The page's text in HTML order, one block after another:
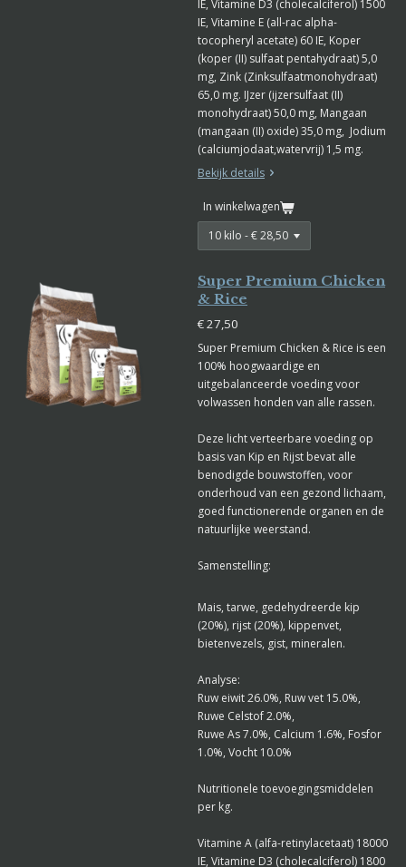
IE, Vitamine D3 (cholecalciferol) 1500
IE, Vitamine E (all-rac alpha-
tocopheryl acetate) 60 IE, Koper
(koper (II) sulfaat pentahydraat) 5,0
mg, Zink (Zinksulfaatmonohydraat)
65,0 mg. IJzer (ijzersulfaat (II)
monohydraat) 50,0 mg, Mangaan
(mangaan (II) oxide) 35,0 mg, Jodium
(calciumjodaat,watervrij) 1,5 mg.
Bekijk details
In winkelwagen
Super Premium Chicken
& Rice
€ 27,50
Super Premium Chicken & Rice is een
100% hoogwaardige en
uitgebalanceerde voeding voor
volwassen honden van alle rassen.
Deze licht verteerbare voeding op
basis van Kip en Rijst bevat alle
benodigde bouwstoffen, voor
onderhoud van een gezond lichaam,
goed functionerende organen en de
natuurlijke weerstand.
Samenstelling:
Mais, tarwe, gedehydreerde kip
(20%), rijst (20%), kippenvet,
bietenvezels, gist, mineralen.
Analyse:
Ruw eiwit 26.0%, Ruw vet 15.0%,
Ruwe Celstof 2.0%,
Ruwe As 7.0%, Calcium 1.6%, Fosfor
1.0%, Vocht 10.0%
Nutritionele toevoegingsmiddelen
per kg.
Vitamine A (alfa-retinylacetaat) 18000
IE, Vitamine D3 (cholecalciferol) 1800